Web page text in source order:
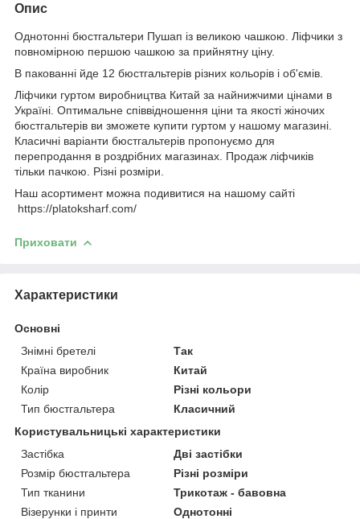
Опис
Однотонні бюстгальтери Пушап із великою чашкою. Ліфчики з
повномірною першою чашкою за прийнятну ціну.
В пакованні йде 12 бюстгальтерів різних кольорів і об'ємів.
Ліфчики гуртом виробництва Китай за найнижчими цінами в
Україні. Оптимальне співвідношення ціни та якості жіночих
бюстгальтерів ви зможете купити гуртом у нашому магазині.
Класичні варіанти бюстгальтерів пропонуємо для
перепродання в роздрібних магазинах. Продаж ліфчиків
тільки пачкою. Різні розміри.
Наш асортимент можна подивитися на нашому сайті
https://platoksharf.com/
Приховати
Характеристики
Основні
Знімні бретелі
Так
Країна виробник
Китай
Колір
Різні кольори
Тип бюстгальтера
Класичний
Користувальницькі характеристики
Застібка
Дві застібки
Розмір бюстгальтера
Різні розміри
Тип тканини
Трикотаж - бавовна
Візерунки і принти
Однотонні